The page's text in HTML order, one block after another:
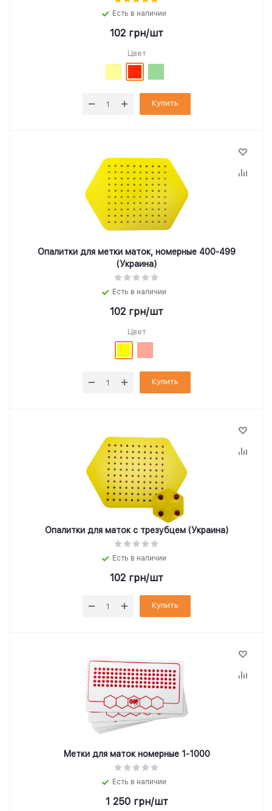
Есть в наличии
102 грн/шт
Цвет
Купить
Опалитки для метки маток, номерные 400-499
(Украина)
Есть в наличии
102 грн/шт
Цвет
Купить
Опалитки для маток с трезубцем (Украина)
Есть в наличии
102 грн/шт
Купить
Метки для маток номерные 1-1000
Есть в наличии
1 250грн/шт